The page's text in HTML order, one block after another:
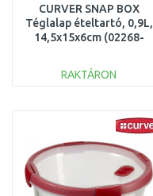
CURVER SNAP BOX
Téglalap ételtartó, 0,9L,
14,5x15x6cm (02268-
RAKTÁRON
Összehasonlítás